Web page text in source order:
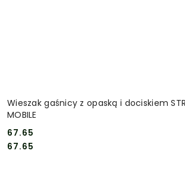
Wieszak gaśnicy z opaską i dociskiem
MOBILE
Cena:
67.65
Cena:
67.65